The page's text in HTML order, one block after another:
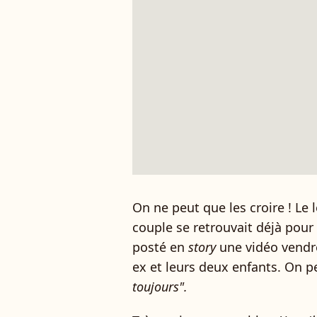
On ne peut que les croire !
couple se retrouvait déjà pour
posté en storyune vidéo
ex et leurs deux enfants. On
toujours".